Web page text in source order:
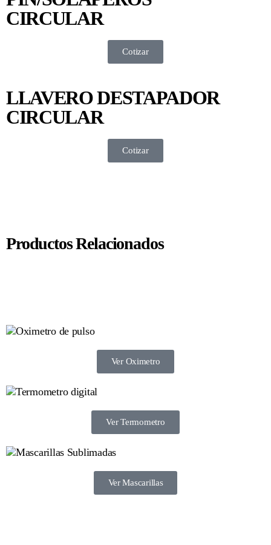
CIRCULAR
Cotizar
LLAVERO DESTAPADOR
CIRCULAR
Cotizar
Productos Relacionados
Ver Oximetro
Ver Termometro
Ver Mascarillas